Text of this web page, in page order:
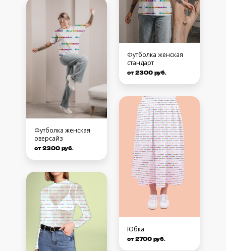
Футболка женская
оверсайз
от 2300 руб.
Футболка женская
стандарт
от 2300 руб.
Юбка
от 2700 руб.